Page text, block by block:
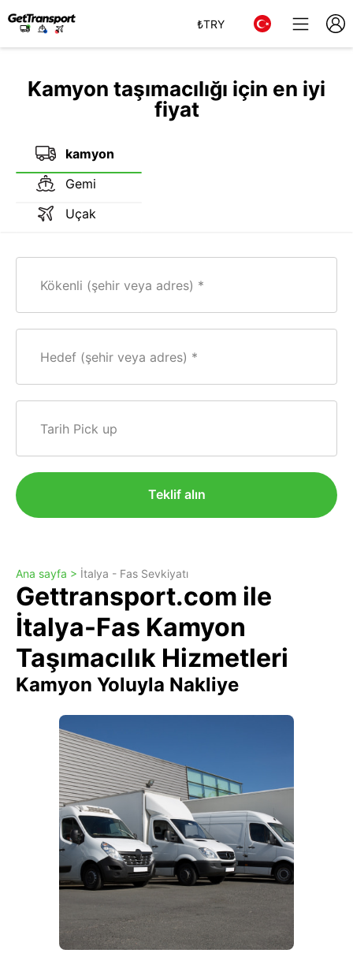
₺TRY
Kamyon taşımacılığı için en iyi
fiyat
kamyon
Gemi
Uçak
Kökenli (şehir veya adres)
Hedef (şehir veya adres)
Tarih Pick up
Teklif alın
Ana sayfa > İtalya - Fas Sevkiyatı
Gettransport.com ile
İtalya-Fas Kamyon
Taşımacılık Hizmetleri
Kamyon Yoluyla Nakliye